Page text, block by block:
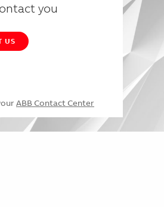
you
US
ABB Contact Center